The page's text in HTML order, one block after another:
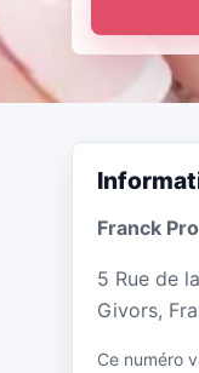
Franck
5 Rue de
Givors,
Ce numéro